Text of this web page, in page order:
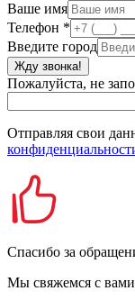
Ваше имя
Телефон *
Введите город
Жду звонка!
Пожалуйста, не
Отправляя свои
Спасибо за
Мы свяжемся с